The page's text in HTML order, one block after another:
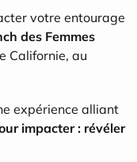
votre entourage
des Femmes
Californie, au
impacter : révéler